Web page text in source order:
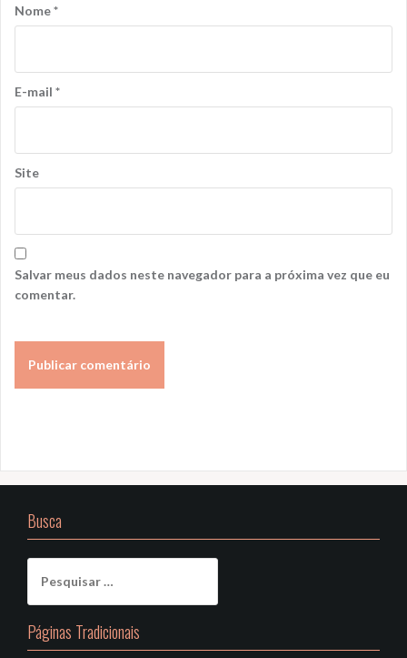
Nome*
E-mail *
Site
Salvar meus dados neste navegador para a próxima vez que eu
comentar.
Busca
por:
Páginas Tradicionais